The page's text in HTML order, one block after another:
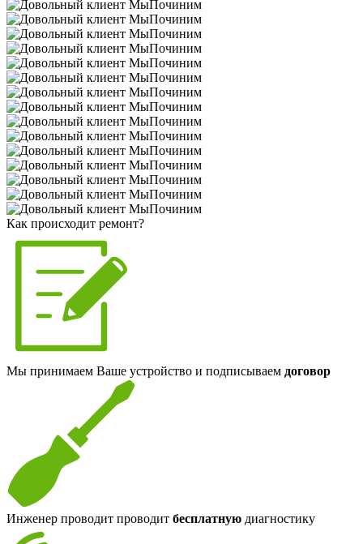
Как происходит ремонт?
Мы принимаем Ваше устройство и подписываем договор
Инженер проводит проводит бесплатную диагностику